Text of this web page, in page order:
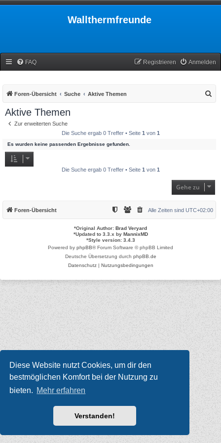
Diese Website nutzt Cookies, um dir den
bestmöglichen Komfort bei der Nutzung zu
bieten. Mehr erfahren
Verstanden!
Wallthermfreunde
FAQ Anmelden
Registrieren
Foren-Übersicht Suche Aktive Themen
Aktive Themen
Zur erweiterten Suche
Die Suche ergab 0 Treffer • Seite 1 von 1
Es wurden keine passenden Ergebnisse gefunden.
Die Suche ergab 0 Treffer • Seite 1 von 1
Gehe zu
Foren-Übersicht Alle Zeiten sind UTC+02:00
*Original Author: Brad Veryard
*Updated to 3.3.x by MannixMD
*Style version: 3.4.3
Powered by phpBB® Forum Software © phpBB Limited
Deutsche Übersetzung durch phpBB.de
Datenschutz| Nutzungsbedingungen